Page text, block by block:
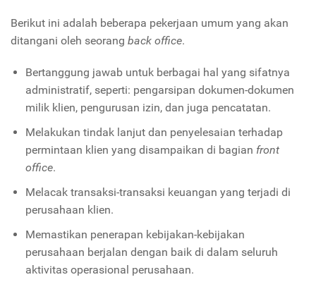
Berikut ini adalah beberapa pekerjaan umum yang akan
ditangani oleh seorang back office.
Bertanggung jawab untuk berbagai hal yang sifatnya
administratif, seperti: pengarsipan dokumen-dokumen
milik klien, pengurusan izin, dan juga pencatatan.
Melakukan tindak lanjut dan penyelesaian terhadap
permintaan klien yang disampaikan di bagian front
office.
Melacak transaksi-transaksi keuangan yang terjadi di
perusahaan klien.
Memastikan penerapan kebijakan-kebijakan
perusahaan berjalan dengan baik di dalam seluruh
aktivitas operasional perusahaan.